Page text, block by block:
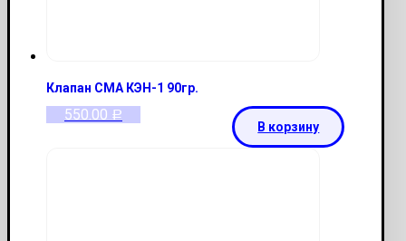
Клапан СМА КЭН-1 90гр.
550.00 Р
В корзину